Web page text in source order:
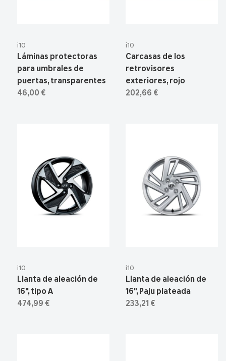
i10
Láminas protectoras
para umbrales de
puertas, transparentes
46,00 €
i10
Carcasas de los
retrovisores
exteriores, rojo
202,66 €
i10
Llanta de aleación de
16", tipo A
474,99 €
i10
Llanta de aleación de
16", Paju plateada
233,21 €